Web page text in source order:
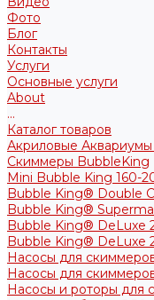
Фото
Блог
Контакты
Услуги
Основные услуги
About
...
Каталог товаров
Акриловые
Скиммеры BubbleKing
Mini Bubble King 160-
Bubble King® Double
Bubble King®
Bubble King® DeLuxe
Bubble King® DeLuxe
Насосы для
Насосы для
Насосы и роторы для